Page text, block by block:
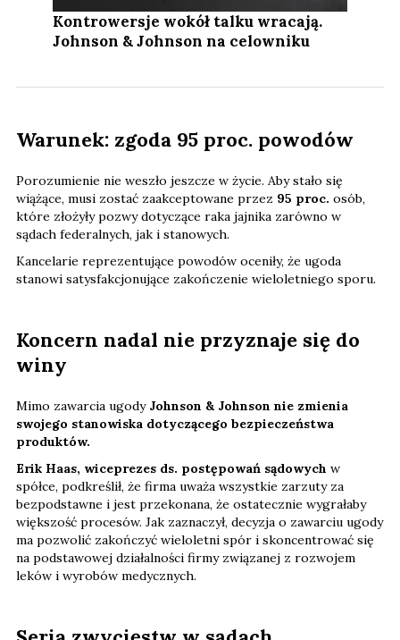
Kontrowersje wokół talku wracają.
Johnson & Johnson na celowniku
Warunek: zgoda 95 proc. powodów
Porozumienie nie weszło jeszcze w życie. Aby stało się
wiążące, musi zostać zaakceptowane przez 95 proc. osób,
które złożyły pozwy dotyczące raka jajnika zarówno w
sądach federalnych, jak i stanowych.
Kancelarie reprezentujące powodów oceniły, że ugoda
stanowi satysfakcjonujące zakończenie wieloletniego sporu.
Koncern nadal nie przyznaje się do
winy
Mimo zawarcia ugody Johnson & Johnson nie zmienia
swojego stanowiska dotyczącego bezpieczeństwa
produktów.
Erik Haas, wiceprezes ds. postępowań sądowych w
spółce, podkreślił, że firma uważa wszystkie zarzuty za
bezpodstawne i jest przekonana, że ostatecznie wygrałaby
większość procesów. Jak zaznaczył, decyzja o zawarciu ugody
ma pozwolić zakończyć wieloletni spór i skoncentrować się
na podstawowej działalności firmy związanej z rozwojem
leków i wyrobów medycznych.